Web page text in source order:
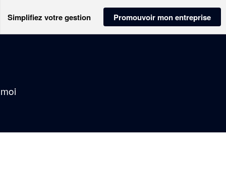
Simplifiez votre gestion Promouvoir mon entreprise